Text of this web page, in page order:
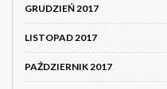
GRUDZIEŃ 2017
LISTOPAD 2017
PAŹDZIERNIK 2017